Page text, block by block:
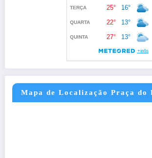
Mapa de Localização Praça do